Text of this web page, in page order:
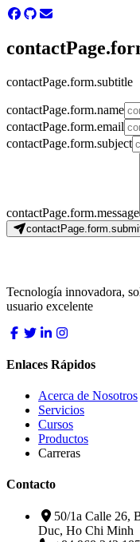
contactPage.form.subtitle
contactPage.form.name
contactPage.form.email
contactPage.form.subject
contactPage.form.message
Tecnología innovadora,
usuario excelente
Enlaces Rápidos
Acerca de Nosotros
Servicios
Cursos
Productos
Carreras
Contacto
50/1a Calle 26,
Duc, Ho Chi Minh